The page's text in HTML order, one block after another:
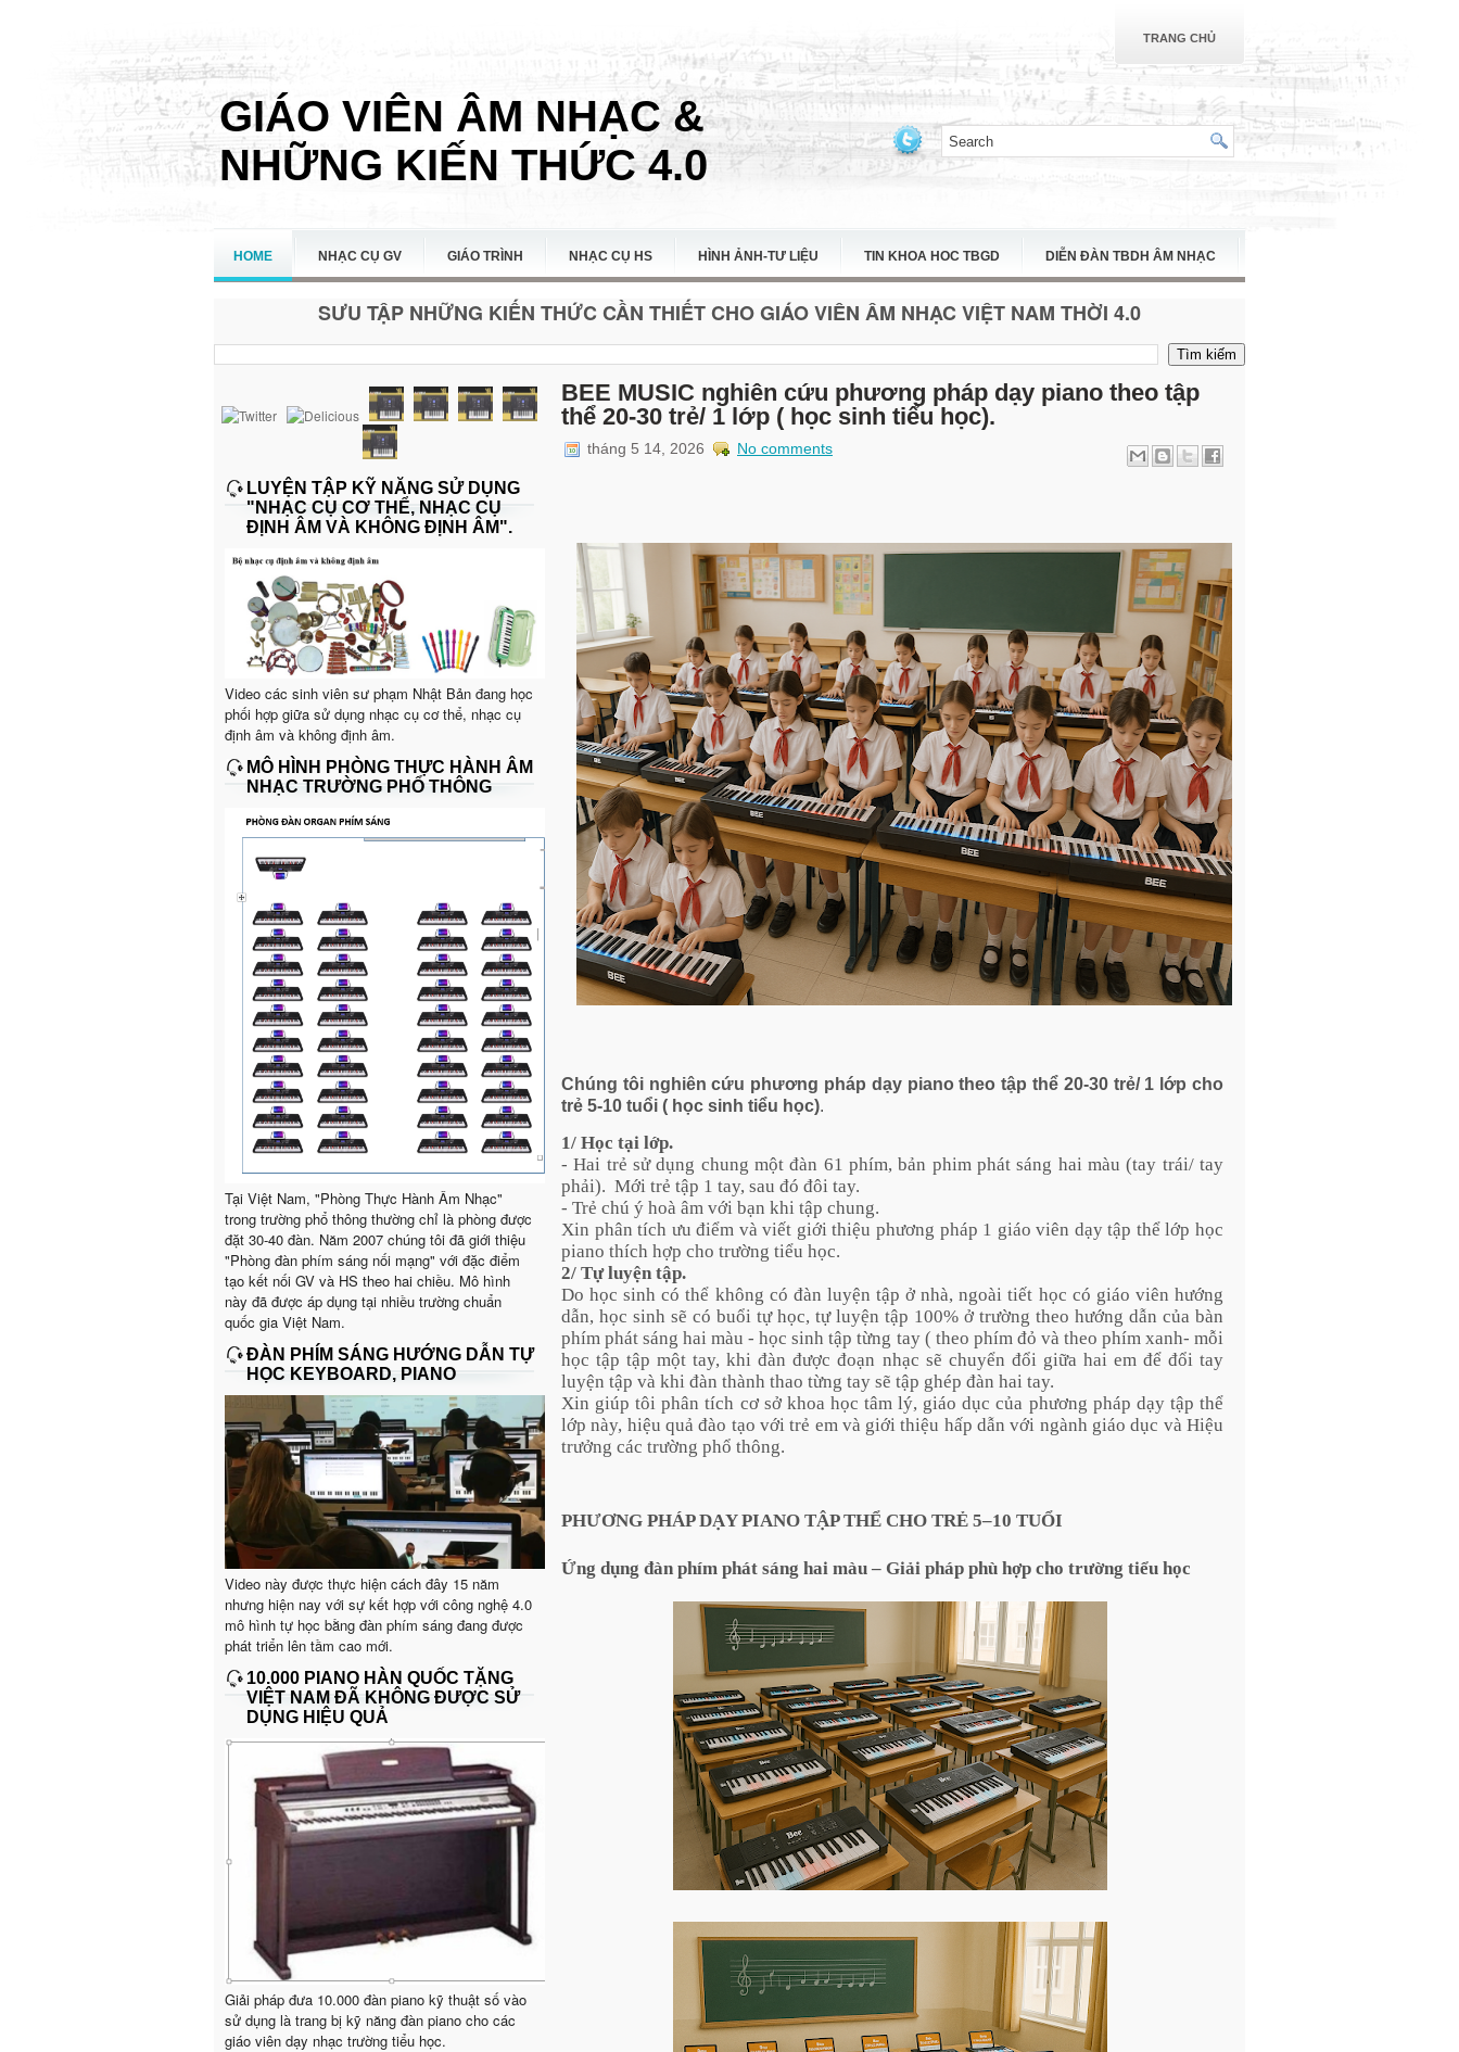
TRANG CHỦ
GIÁO VIÊN ÂM NHẠC &
NHỮNG KIẾN THỨC 4.0
HOME NHẠC CỤ GV GIÁO TRÌNH NHẠC CỤ HS HÌNH ẢNH-TƯ LIỆU TIN KHOA HOC TBGD DIỄN ĐÀN TBDH ÂM NHẠC
SƯU TẬP NHỮNG KIẾN THỨC CẦN THIẾT CHO GIÁO VIÊN ÂM NHẠC VIỆT NAM THỜI 4.0
LUYỆN TẬP KỸ NĂNG SỬ DỤNG
"NHẠC CỤ CƠ THỂ, NHẠC CỤ
ĐỊNH ÂM VÀ KHÔNG ĐỊNH ÂM".
Video các sinh viên sư phạm Nhật Bản đang học
phối hợp giữa sử dụng nhạc cụ cơ thể, nhạc cụ
định âm và không định âm.
MÔ HÌNH PHÒNG THỰC HÀNH ÂM
NHẠC TRƯỜNG PHỔ THÔNG
Tại Việt Nam, "Phòng Thực Hành Âm Nhạc"
trong trường phổ thông thường chỉ là phòng được
đặt 30-40 đàn. Năm 2007 chúng tôi đã giới thiệu
"Phòng đàn phím sáng nối mạng" với đặc điểm
tạo kết nối GV và HS theo hai chiều. Mô hình
này đã được áp dụng tại nhiều trường chuẩn
quốc gia Việt Nam.
ĐÀN PHÍM SÁNG HƯỚNG DẪN TỰ
HỌC KEYBOARD, PIANO
Video này được thực hiện cách đây 15 năm
nhưng hiện nay với sự kết hợp với công nghệ 4.0
mô hình tự học bằng đàn phím sáng đang được
phát triển lên tầm cao mới.
10.000 PIANO HÀN QUỐC TẶNG
VIỆT NAM ĐÃ KHÔNG ĐƯỢC SỬ
DỤNG HIỆU QUẢ
Giải pháp đưa 10.000 đàn piano kỹ thuật số vào
sử dụng là trang bị kỹ năng đàn piano cho các
giáo viên dạy nhạc trường tiểu học.
BEE MUSIC nghiên cứu phương pháp dạy piano theo tập
thể 20-30 trẻ/ 1 lớp ( học sinh tiểu học).
tháng 5 14, 2026 No comments
Chúng tôi nghiêncứu phương pháp dạy piano theo tập thể 20-30 trẻ/ 1 lớp cho
trẻ 5-10 tuổi ( học sinh tiểu học).
1/ Học tại lớp.
- Hai trẻ sử dụng chung một đàn 61 phím, bản phim phát sáng hai màu (tay trái/ tay
phải). Mới trẻ tập 1 tay, sau đó đôi tay.
- Trẻ chú ý hoà âm với bạn khi tập chung.
Xin phân tích ưu điểm và viết giới thiệu phương pháp 1 giáo viên dạy tập thể lớp học
piano thích hợp cho trường tiểu học.
2/ Tự luyện tập.
Do học sinh có thể không có đàn luyện tập ở nhà, ngoài tiết học có giáo viên hướng
dẫn, học sinh sẽ có buổi tự học, tự luyện tập 100% ở trường theo hướng dẫn của bàn
phím phát sáng hai màu - học sinh tập từng tay ( theo phím đỏ và theo phím xanh- mỗi
học tập tập một tay, khi đàn được đoạn nhạc sẽ chuyển đổi giữa hai em để đổi tay
luyện tập và khi đàn thành thao từng tay sẽ tập ghép đàn hai tay.
Xin giúp tôi phân tích cơ sở khoa học tâm lý, giáo dục của phương pháp dạy tập thể
lớp này, hiệu quả đào tạo với trẻ em và giới thiệu hấp dẫn với ngành giáo dục và Hiệu
trưởng các trường phổ thông.
PHƯƠNG PHÁP DẠY PIANO TẬP THỂ CHO TRẺ 5–10 TUỔI
Ứng dụng đàn phím phát sáng hai màu – Giải pháp phù hợp cho trường tiểu học